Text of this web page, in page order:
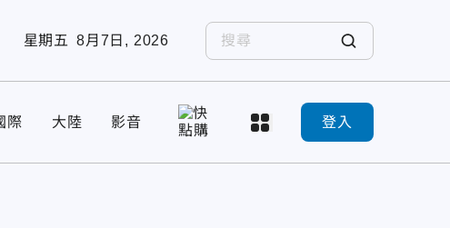
星期五 8月7日, 2026
際 大陸 影音 登入